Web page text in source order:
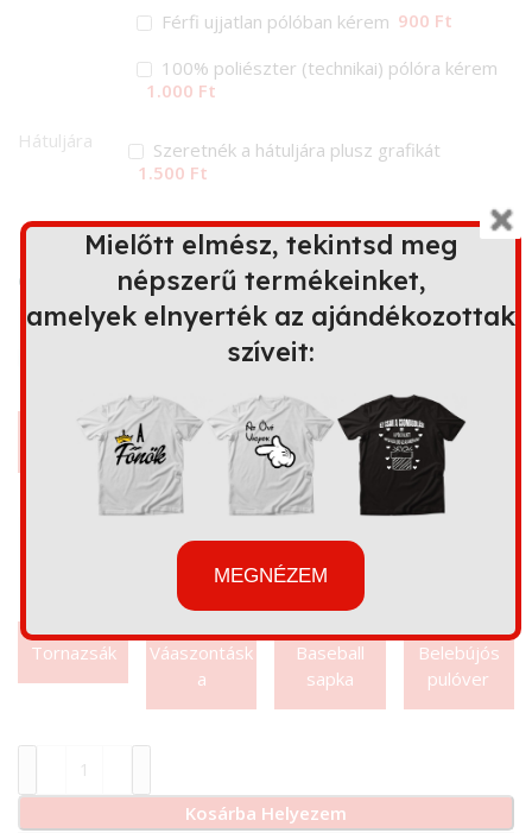
Férfi ujjatlan pólóban kérem 900 Ft
100% poliészter (technikai) pólóra kérem
1.000 Ft
Hátuljára
Szeretnék a hátuljára plusz grafikát
1.500 Ft
Ez a minta további terméken is
elérhető
Bögre
Kapucnis
pulóver
Párna Kötény
Tornazsák
Váaszontásk
a
Baseball
sapka
Belebújós
pulóver
Kosárba Helyezem
Mielőtt elmész, tekintsd meg
népszerű termékeinket,
amelyek elnyerték az ajándékozottak
szíveit:
MEGNÉZEM